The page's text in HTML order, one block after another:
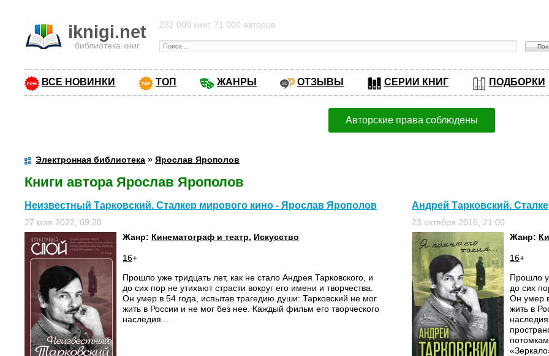
iknigi.net
библиотека книг
282 000 книг, 71 000 авторов
ВСЕ НОВИНКИ ТОП ЖАНРЫ ОТЗЫВЫ СЕРИИ КНИГ ПОДБОРКИ
Авторские права соблюдены
Электронная библиотека »Ярослав Ярополов
Книги автора Ярослав Ярополов
Неизвестный Тарковский. Сталкер мирового кино - Ярослав Ярополов
27 мая 2022, 09:20
Жанр: Кинематограф и театр, Искусство
16+
Прошло уже тридцать лет, как не стало Андрея Тарковского, и
до сих пор не утихают страсти вокруг его имени и творчества.
Он умер в 54 года, испытав трагедию души: Тарковский не мог
жить в России и не мог без нее. Каждый фильм его творческого
наследия...
Андрей Тарковский.
23 октября 2016, 21:00
Жанр:
16+
Прошло
до сих
Он умер
жить в